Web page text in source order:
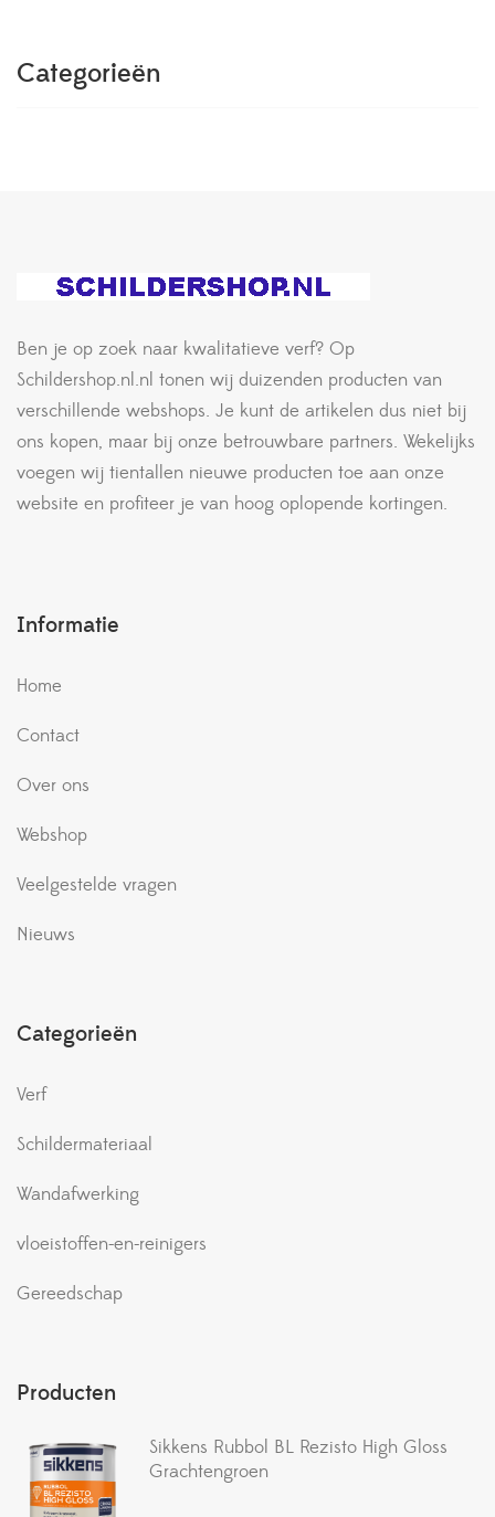
Categorieën
Ben je op zoek naar kwalitatieve verf? Op
Schildershop.nl.nl tonen wij duizenden producten van
verschillende webshops. Je kunt de artikelen dus niet bij
ons kopen, maar bij onze betrouwbare partners. Wekelijks
voegen wij tientallen nieuwe producten toe aan onze
website en profiteer je van hoog oplopende kortingen.
Informatie
Home
Contact
Over ons
Webshop
Veelgestelde vragen
Nieuws
Categorieën
Verf
Schildermateriaal
Wandafwerking
vloeistoffen-en-reinigers
Gereedschap
Producten
Sikkens Rubbol BL Rezisto High Gloss
Grachtengroen